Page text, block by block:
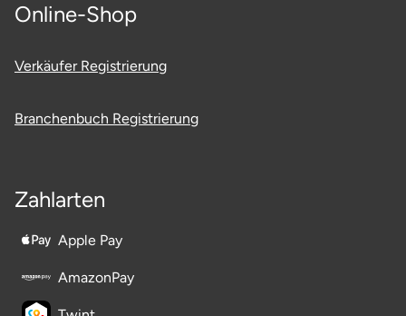
Online-Shop
Verkäufer Registrierung
Branchenbuch Registrierung
Zahlarten
Apple Pay
AmazonPay
Saarbrücken
Salzgitter
Schwabach
Schwerin